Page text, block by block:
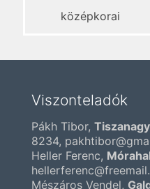
középkorai
Viszonteladók
Pákh Tibor,
8234,
Heller Ferenc,
Mészáros Vendel,